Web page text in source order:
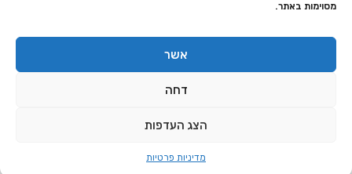
מסוימות באתר.
אשר
דחה
הצג העדפות
מדיניות פרטיות
הצהרת נגישות
מדיניות פרטיות
מדיניות החזרות והחזרים